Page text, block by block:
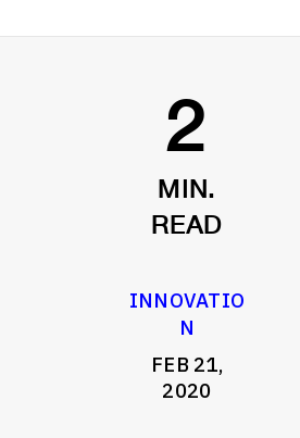
2
MIN.
READ
INNOVATIO
N
FEB 21,
2020